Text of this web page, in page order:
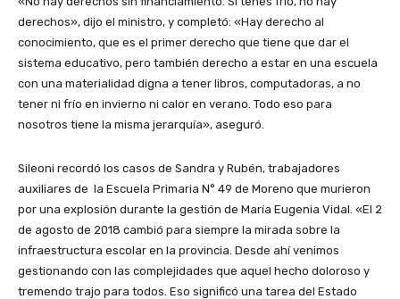
derechos», dijo el ministro, y completó: «Hay derecho al
conocimiento, que es el primer derecho que tiene que dar el
sistema educativo, pero también derecho a estar en una escuela
con una materialidad digna a tener libros, computadoras, a no
tener ni frío en invierno ni calor en verano. Todo eso para
nosotros tiene la misma jerarquía», aseguró.
Sileoni recordó los casos de Sandra y Rubén, trabajadores
auxiliares de la Escuela Primaria N° 49 de Moreno que murieron
por una explosión durante la gestión de María Eugenia Vidal. «El 2
de agosto de 2018 cambió para siempre la mirada sobre la
infraestructura escolar en la provincia. Desde ahí venimos
gestionando con las complejidades que aquel hecho doloroso y
tremendo trajo para todos. Eso significó una tarea del Estado